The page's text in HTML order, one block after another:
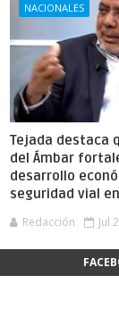
NACIONALES
Tejada destaca
del Ámbar
desarrollo
seguridad vial
Redacción Jul